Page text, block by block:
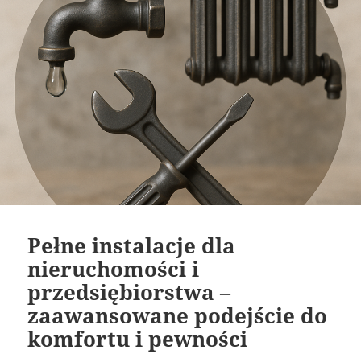
Pełne instalacje dla
nieruchomości i
przedsiębiorstwa –
zaawansowane podejście do
komfortu i pewności